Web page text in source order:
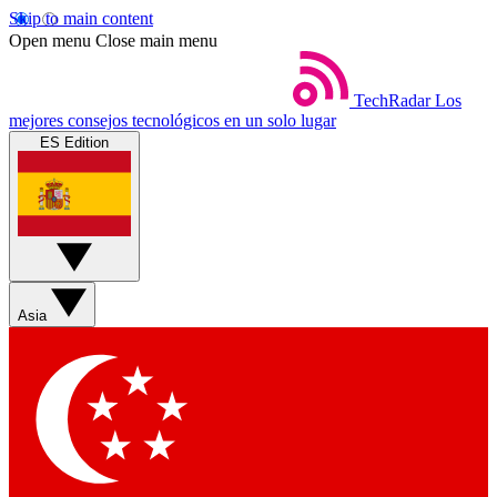
Skip to main content
Open menu Close main menu
TechRadar Los
mejores consejos tecnológicos en un solo lugar
ES Edition
Asia